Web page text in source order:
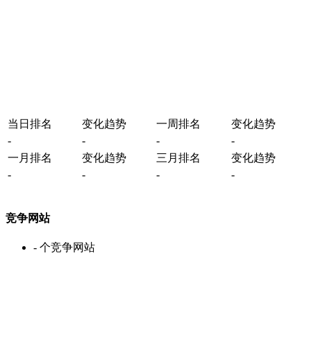
当日排名 变化趋势 一周排名
变化趋势
-
- -
-
一月排名
变化趋势 三月排名
变化趋势
-
- - -
竞争网站
- 个竞争网站